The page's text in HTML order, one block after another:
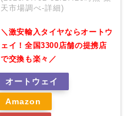
天市場調べ-詳細)
＼激安輸入タイヤならオートウ
ェイ！全国3300店舗の提携店
で交換も楽々／
オートウェイ
Amazon